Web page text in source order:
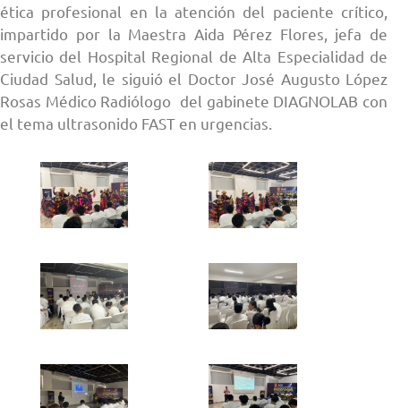
ética profesional en la atención del paciente crítico,
impartido por la Maestra Aida Pérez Flores, jefa de
servicio del Hospital Regional de Alta Especialidad de
Ciudad Salud, le siguió el Doctor José Augusto López
Rosas Médico Radiólogo del gabinete DIAGNOLAB con
el tema ultrasonido FAST en urgencias.